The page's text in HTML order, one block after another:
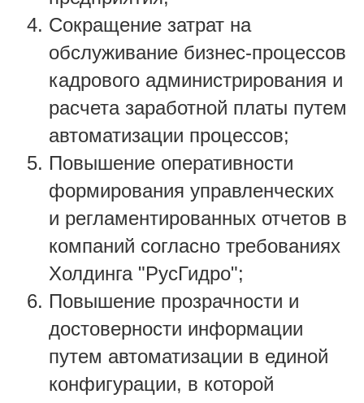
Сокращение затрат на
обслуживание бизнес-процессов
кадрового администрирования и
расчета заработной платы путем
автоматизации процессов;
Повышение оперативности
формирования управленческих
и регламентированных отчетов в
компаний согласно требованиях
Холдинга "РусГидро";
Повышение прозрачности и
достоверности информации
путем автоматизации в единой
конфигурации, в которой